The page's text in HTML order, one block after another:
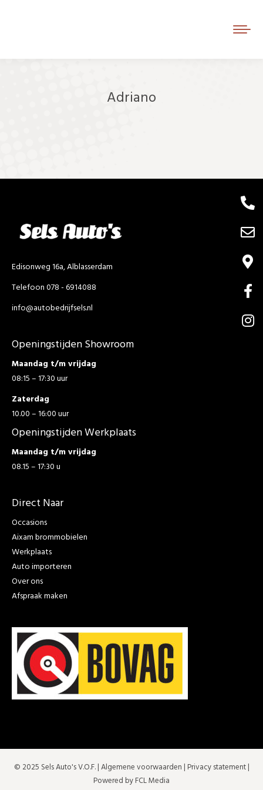
Adriano
Edisonweg 16a, Alblasserdam
Telefoon 078 - 6914088
info@autobedrijfsels.nl
Openingstijden Showroom
Maandag t/m vrijdag
08:15 – 17:30 uur
Zaterdag
10.00 – 16:00 uur
Openingstijden Werkplaats
Maandag t/m vrijdag
08.15 – 17:30 u
Direct Naar
Occasions
Aixam brommobielen
Werkplaats
Auto importeren
Over ons
Afspraak maken
© 2025 Sels Auto's V.O.F. |Algemene voorwaarden | Privacy statement|
Powered by FCL Media